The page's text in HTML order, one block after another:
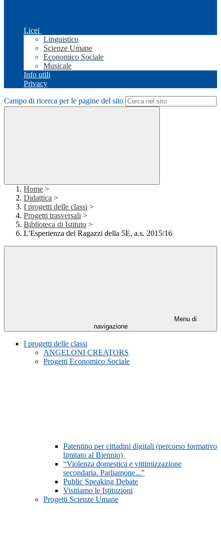
Licei
Linguistico
Scienze Umane
Economico Sociale
Musicale
Info utili
Privacy
Campo di ricerca per le pagine del sito
Home >
Didattica >
I progetti delle classi >
Progetti trasversali >
Biblioteca di Istituto >
L'Esperienza dei Ragazzi della 5E, a.s. 2015/16
Menu di
navigazione
I progetti delle classi
ANGELONI CREATORS
Progetti Economico Sociale
Patentino per cittadini digitali (percorso formativo
limitato al Biennio)
“Violenza domestica e vittimizzazione
secondaria. Parliamone...”
Public Speaking Debate
Visitiamo le Istituzioni
Progetti Scienze Umane